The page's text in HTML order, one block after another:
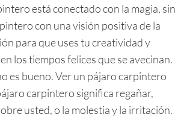
está conectado con la magia, sin
con una visión positiva de la
para que uses tu creatividad y
los tiempos felices que se avecinan.
es bueno. Ver un pájaro carpintero
carpintero significa regañar,
usted, o la molestia y la irritación.